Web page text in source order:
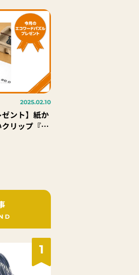
2025.02.10
ゼント】紙か
リップ『ピ
1